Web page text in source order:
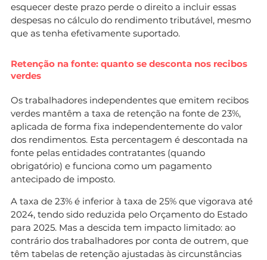
esquecer deste prazo perde o direito a incluir essas
despesas no cálculo do rendimento tributável, mesmo
que as tenha efetivamente suportado.
Retenção na fonte: quanto se desconta nos recibos
verdes
Os trabalhadores independentes que emitem recibos
verdes mantêm a taxa de retenção na fonte de 23%,
aplicada de forma fixa independentemente do valor
dos rendimentos. Esta percentagem é descontada na
fonte pelas entidades contratantes (quando
obrigatório) e funciona como um pagamento
antecipado de imposto.
A taxa de 23% é inferior à taxa de 25% que vigorava até
2024, tendo sido reduzida pelo Orçamento do Estado
para 2025. Mas a descida tem impacto limitado: ao
contrário dos trabalhadores por conta de outrem, que
têm tabelas de retenção ajustadas às circunstâncias